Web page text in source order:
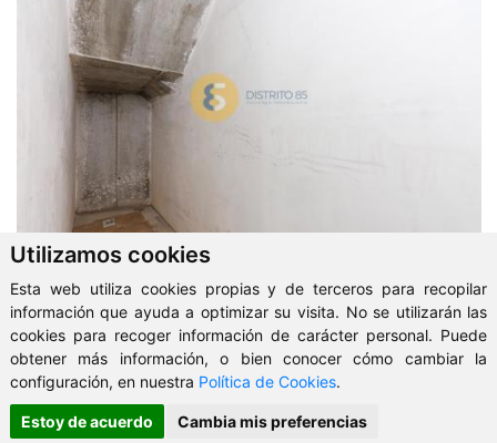
Utilizamos cookies
Esta web utiliza cookies propias y de terceros para recopilar
información que ayuda a optimizar su visita. No se utilizarán las
cookies para recoger información de carácter personal. Puede
obtener más información, o bien conocer cómo cambiar la
configuración, en nuestra Política de Cookies.
Estoy de acuerdo Cambia mis preferencias